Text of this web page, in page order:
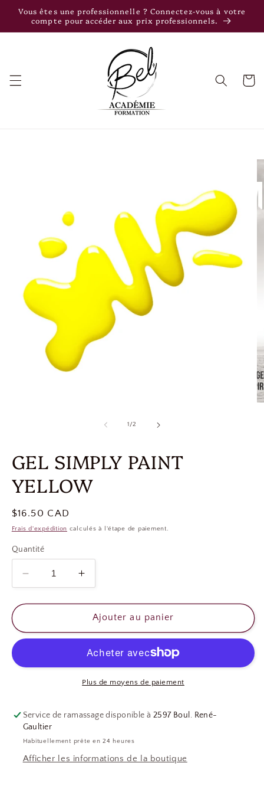
passer
contenu
Vous êtes une professionnelle ? Connectez-vous à votre
compte pour accéder aux prix professionnels.
Panier
1/de
2
GEL SIMPLY PAINT
YELLOW
Prix
habituel
$16.50 CAD
Frais d'expédition calculés à l'étape de paiement.
Quantité
Réduire
la
quantité
GEL
YELLOW
Augmenter
la
quantité
de
GEL
PAINT
YELLOW
Ajouter au panier
Plus de moyens de paiement
Service de ramassage disponible à 2597 Boul. René-
Gaultier
Habituellement prête en 24 heures
Afficher les informations de la boutique